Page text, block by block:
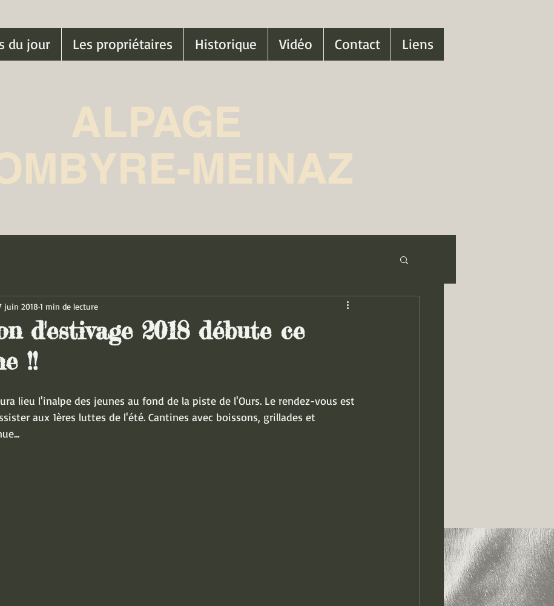
du jour Les propriétaires Historique Vidéo Contact Liens
ALPAGE
MEINAZ
d'estivage 2018 débute ce
!!
juin 2018 1 min de lecture
lieu l'inalpe des jeunes au fond de la piste de l'Ours. Le rendez-vous est
aux 1ères luttes de l'été. Cantines avec boissons, grillades et